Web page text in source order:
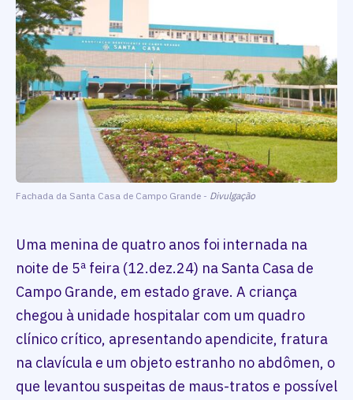
Fachada da Santa Casa de Campo Grande - Divulgação
Uma menina de quatro anos foi internada na
noite de 5ª feira (12.dez.24) na Santa Casa de
Campo Grande, em estado grave. A criança
chegou à unidade hospitalar com um quadro
clínico crítico, apresentando apendicite, fratura
na clavícula e um objeto estranho no abdômen, o
que levantou suspeitas de maus-tratos e possível